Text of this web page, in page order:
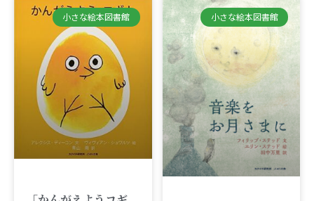
小さな絵本図書館 小さな絵本図書館